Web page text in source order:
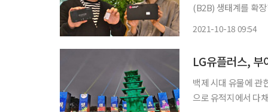
(B2B) 생태계를 확장한다. LG유플러스는 B2B용 5G 28㎓ 주파수대역
2021-10-18 09:54
LG유플러스,
백제 시대 유물에 관
으로 유적지에서 다채로운 서비스